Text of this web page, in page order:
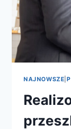
NAJNOWSZE